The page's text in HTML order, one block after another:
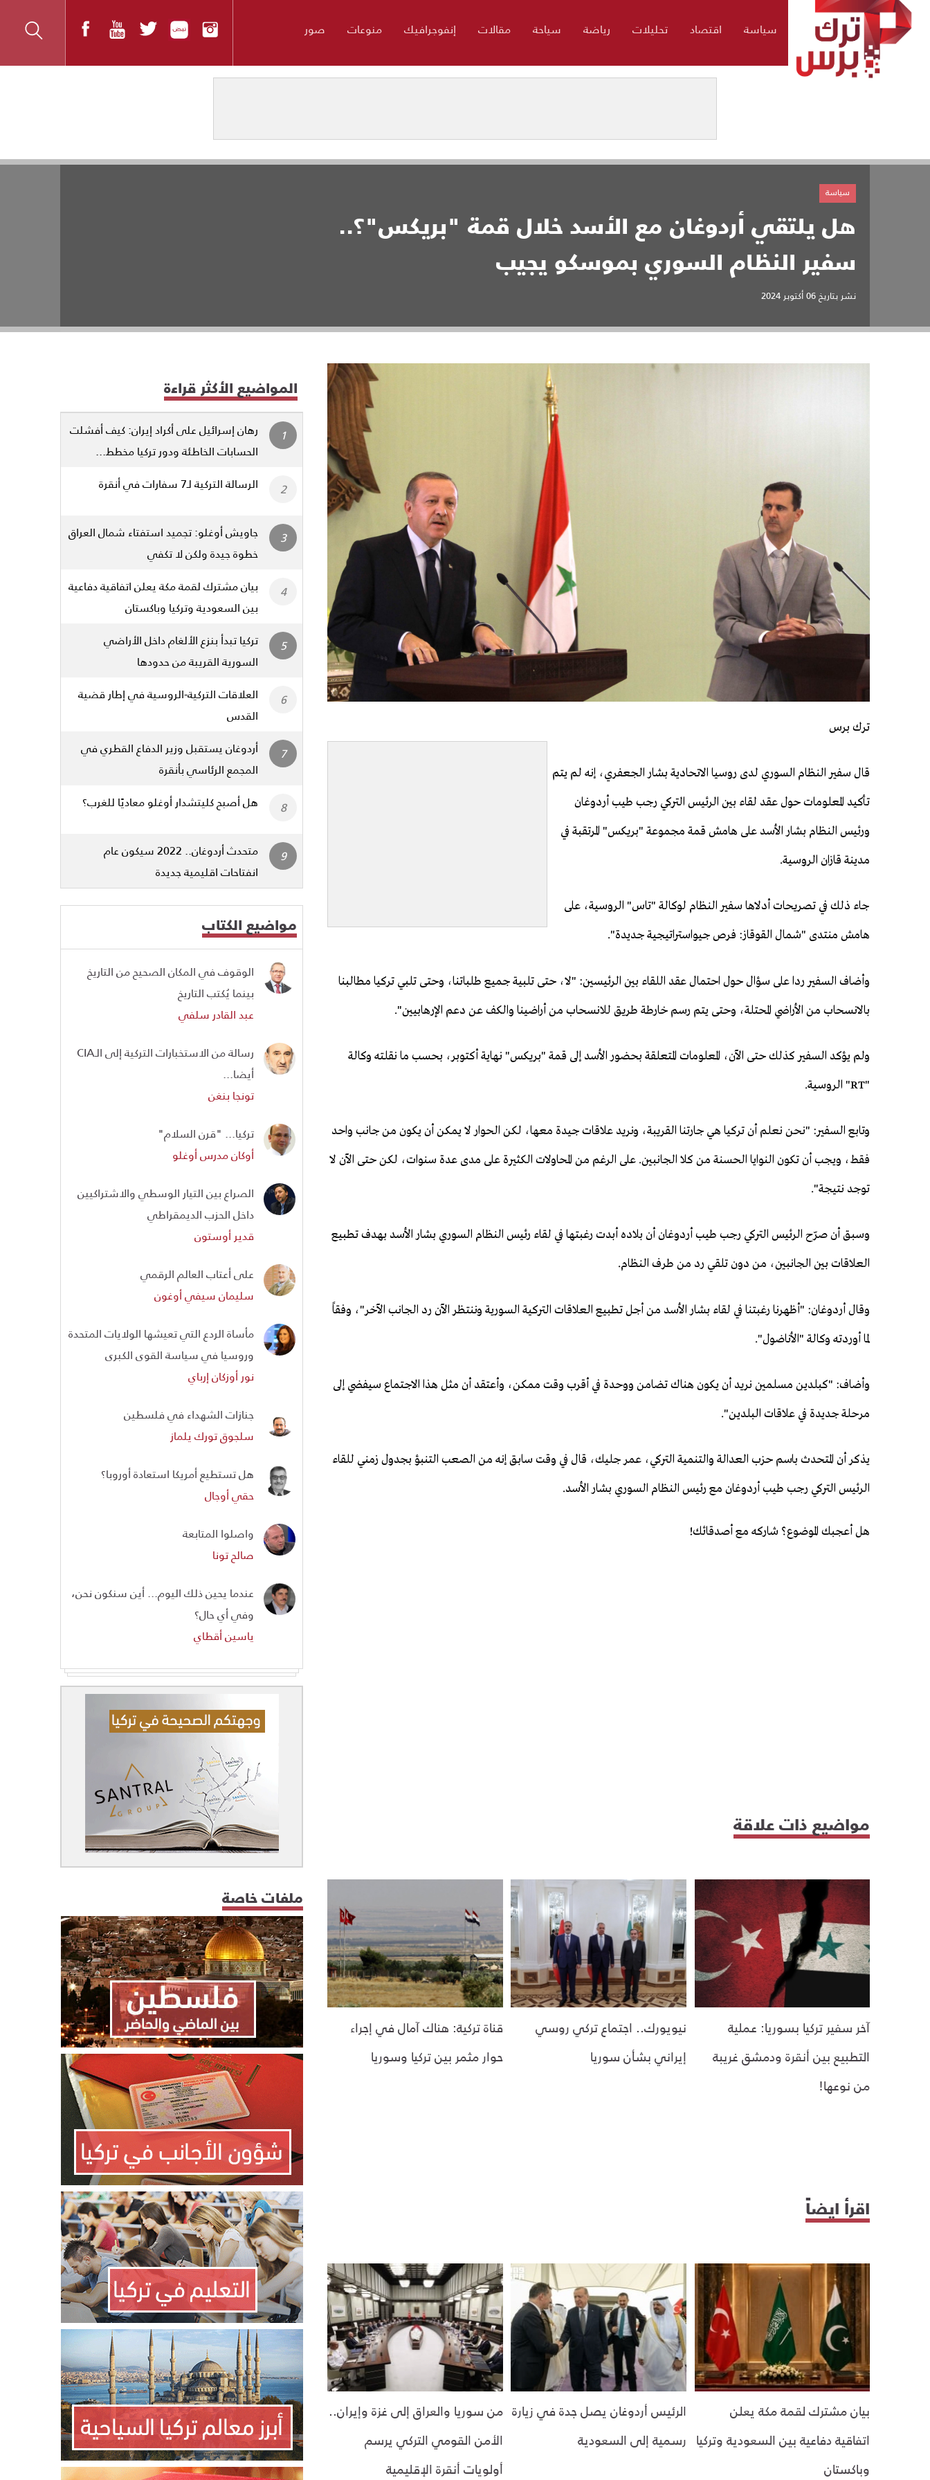
سياسة اقتصاد تحليلات رياضة سياحة مقالات إنفوجرافيك منوعات صور
هل يلتقي أردوغان مع الأسد خلال قمة "بريكس"؟..
سفير النظام السوري بموسكو يجيب
نشر بتاريخ06 أكتوبر 2024
سياسة
ترك برس
قال سفير النظام السوري لدى روسيا الاتحادية بشار الجعفري، إنه لم يتم
تأكيد المعلومات حول عقد لقاء بين الرئيس التركي رجب طيب أردوغان
ورئيس النظام بشار الأسد على هامش قمة مجموعة "بريكس" المرتقبة في
مدينة قازان الروسية.
جاء ذلك في تصريحات أدلاها سفير النظام لوكالة "تاس" الروسية، على
هامش منتدى "شمال القوقاز: فرص جيواستراتيجية جديدة".
وأضاف السفير ردا على سؤال حول احتمال عقد اللقاء بين الرئيسين: "لا، حتى تلبية جميع طلباتنا، وحتى تلبي تركيا مطالبنا
بالانسحاب من الأراضي المحتلة، وحتى يتم رسم خارطة طريق للانسحاب من أراضينا والكف عن دعم الإرهابيين".
ولم يؤكد السفير كذلك حتى الآن، المعلومات المتعلقة بحضور الأسد إلى قمة "بريكس" نهاية أكتوبر، بحسب ما نقلته وكالة
"RT" الروسية.
وتابع السفير: "نحن نعلم أن تركيا هي جارتنا القريبة، ونريد علاقات جيدة معها، لكن الحوار لا يمكن أن يكون من جانب واحد
فقط، ويجب أن تكون النوايا الحسنة من كلا الجانبين. على الرغم من المحاولات الكثيرة على مدى عدة سنوات، لكن حتى الآن لا
توجد نتيجة".
وسبق أن صرّح الرئيس التركي رجب طيب أردوغان أن بلاده أبدت رغبتها في لقاء رئيس النظام السوري بشار الأسد بهدف تطبيع
العلاقات بين الجانبين، من دون تلقي رد من طرف النظام.
وقال أردوغان: "أظهرنا رغبتنا في لقاء بشار الأسد من أجل تطبيع العلاقات التركية السورية وننتظر الآن رد الجانب الآخر"، وفقاً
لما أوردته وكالة "الأناضول".
وأضاف: "كبلدين مسلمين نريد أن يكون هناك تضامن ووحدة في أقرب وقت ممكن، وأعتقد أن مثل هذا الاجتماع سيفضي إلى
مرحلة جديدة في علاقات البلدين".
يذكر أن المتحدث باسم حزب العدالة والتنمية التركي، عمر جليك، قال في وقت سابق إنه من الصعب التنبؤ بجدول زمني للقاء
الرئيس التركي رجب طيب أردوغان مع رئيس النظام السوري بشار الأسد.
هل أعجبك الموضوع؟ شاركه مع أصدقائك!
مواضيع ذات علاقة
آخر سفير تركيا بسوريا: عملية
التطبيع بين أنقرة ودمشق غريبة
من نوعها!
نيويورك.. اجتماع تركي روسي
إيراني بشأن سوريا
قناة تركية: هناك آمال في إجراء
حوار مثمر بين تركيا وسوريا
اقرأ ايضاً
بيان مشترك لقمة مكة يعلن
اتفاقية دفاعية بين السعودية وتركيا
وباكستان
الرئيس أردوغان يصل جدة في زيارة
رسمية إلى السعودية
من سوريا والعراق إلى غزة وإيران..
الأمن القومي التركي يرسم
أولويات أنقرة الإقليمية
المواضيع الأكثر قراءة
رهان إسرائيل على أكراد إيران: كيف أفشلت
الحسابات الخاطئة ودور تركيا مخطط...
الرسالة التركية لـ7 سفارات في أنقرة
جاويش أوغلو: تجميد استفتاء شمال العراق
خطوة جيدة ولكن لا تكفي
بيان مشترك لقمة مكة يعلن اتفاقية دفاعية
بين السعودية وتركيا وباكستان
تركيا تبدأ بنزع الألغام داخل الأراضي
السورية القريبة من حدودها
العلاقات التركية-الروسية في إطار قضية
القدس
أردوغان يستقبل وزير الدفاع القطري في
المجمع الرئاسي بأنقرة
هل أصبح كليتشدار أوغلو معاديًا للغرب؟
متحدث أردوغان.. 2022 سيكون عام
انفتاحات اقليمية جديدة
مواضيع الكتاب
الوقوف في المكان الصحيح من التاريخ
بينما يُكتب التاريخ
عبد القادر سلفي
رسالة من الاستخبارات التركية إلى الـCIA
أيضا...
تونجا بنغن
تركيا... "قرن السلام"
أوكان مدرس أوغلو
الصراع بين التيار الوسطي والاشتراكيين
داخل الحزب الديمقراطي
قدير أوستون
على أعتاب العالم الرقمي
سليمان سيفي أوغون
مأساة الردع التي تعيشها الولايات المتحدة
وروسيا في سياسة القوى الكبرى
نور أوزكان إرباي
جنازات الشهداء في فلسطين
سلجوق تورك يلماز
هل تستطيع أمريكا استعادة أوروبا؟
حقي أوجال
واصلوا المتابعة
صالح تونا
عندما يحين ذلك اليوم... أين سنكون نحن،
وفي أي حال؟
ياسين أقطاي
ملفات خاصة